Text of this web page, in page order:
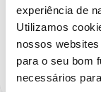
experiência de
Utilizamos
nossos
para o seu bom
necessários
como "Melhor